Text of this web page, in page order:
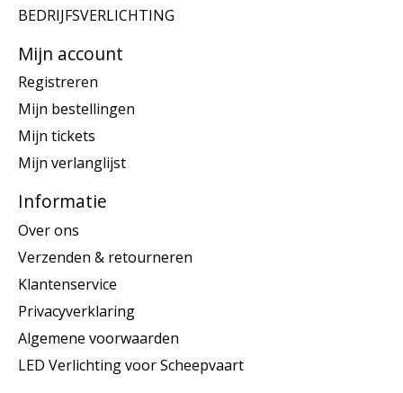
BEDRIJFSVERLICHTING
Mijn account
Registreren
Mijn bestellingen
Mijn tickets
Mijn verlanglijst
Informatie
Over ons
Verzenden & retourneren
Klantenservice
Privacyverklaring
Algemene voorwaarden
LED Verlichting voor Scheepvaart